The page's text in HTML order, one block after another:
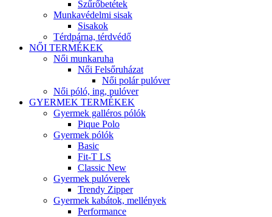
Szűrőbetétek
Munkavédelmi sisak
Sisakok
Térdpárna, térdvédő
NŐI TERMÉKEK
Női munkaruha
Női Felsőruházat
Női polár pulóver
Női póló, ing, pulóver
GYERMEK TERMÉKEK
Gyermek galléros pólók
Pique Polo
Gyermek pólók
Basic
Fit-T LS
Classic New
Gyermek pulóverek
Trendy Zipper
Gyermek kabátok, mellények
Performance